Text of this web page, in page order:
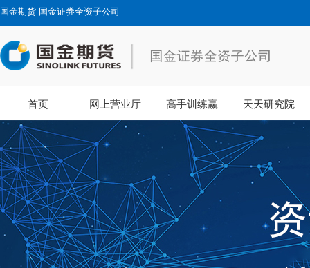
国金期货-国金证券全资子公司
首页 网上营业厅 高手训练赢 天天研究院